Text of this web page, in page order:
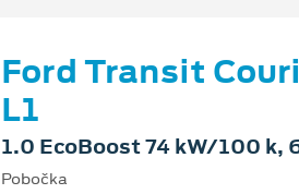
Ford Transit
L1
1.0 EcoBoost 74 kW/100 k,
Pobočka